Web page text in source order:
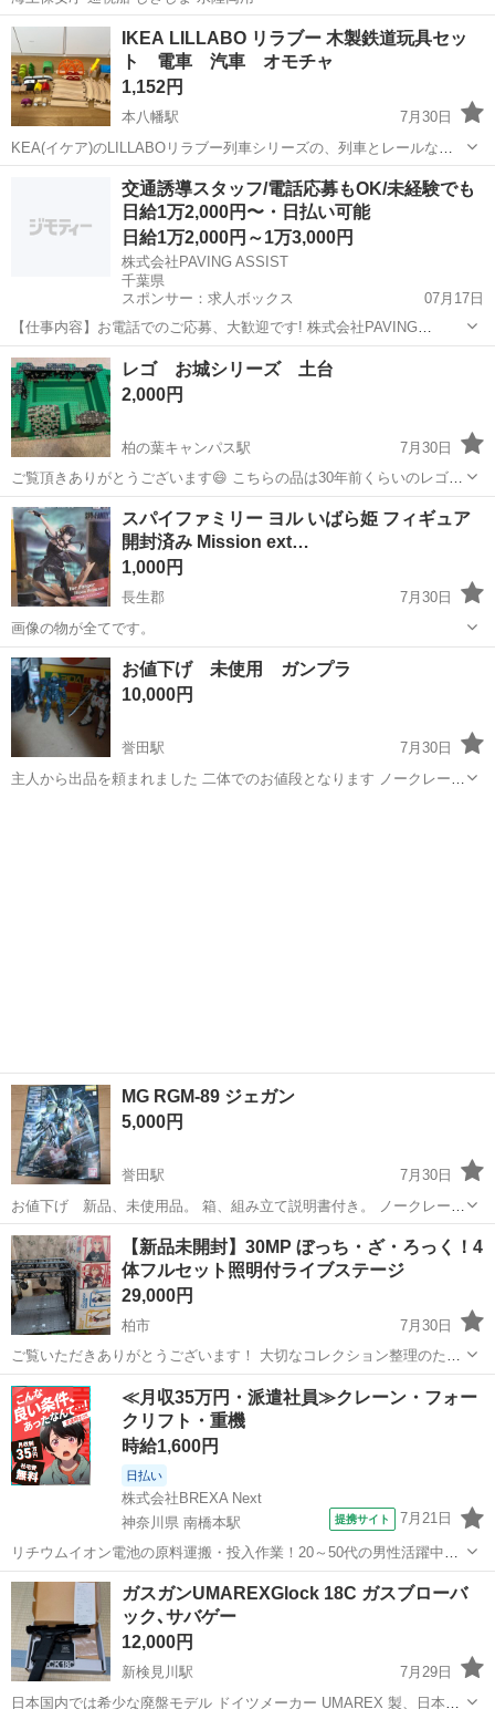
千葉 我孫子市 模型、プラモデル しま
IKEA LILLABO リラブー 木製鉄道玩具セッ
ト 電車 汽車 オモチャ
1,152円
本八幡駅
7月30日
KEA(イケア)のLILLABOリラブー列車シリーズの、列車とレールなど
です。 こちらは木製でぬくもりがありとても可愛く、連結もマグネッ
トなので小さい子でも扱い易いです。電車大好きな子供の入門編とし
てはIKEAのこちらは...
本八幡駅 模型、プラモデル
交通誘導スタッフ/電話応募もOK/未経験でも
日給1万2,000円〜・日払い可能
日給1万2,000円～1万3,000円
株式会社PAVING ASSIST
千葉県
スポンサー：求人ボックス
07月17日
【仕事内容】お電話でのご応募、大歓迎です! 株式会社PAVING
ASSIST:03-5817-4907 「今すぐまとまったお金が必要」 「どうせ働く
なら人間関係のしがらみがない綺麗な営業所が良い」 そんな貴方にぴ
ったりの環境です...
アルバイト・パート
レゴ お城シリーズ 土台
2,000円
柏の葉キャンパス駅
7月30日
ご覧頂きありがとうございます😄 こちらの品は30年前くらいのレゴお
城シリーズの土台です。 端の方が少し欠けていますが、状態は良好な
方だと思います。 箱や入れ物はありませんので、写真の物をそのまま
お渡しさせて頂き...
千葉 千葉市 柏の葉キャンパス駅 模型、プラモデル
状態
スパイファミリー ヨル いばら姫 フィギュア
開封済み Mission ext…
1,000円
長生郡
7月30日
画像の物が全てです。
千葉 長生郡 模型、プラモデル
お値下げ 未使用 ガンプラ
10,000円
誉田駅
7月30日
主人から出品を頼まれました 二体でのお値段となります ノークレー
MG RGM-89 ジェガン
5,000円
誉田駅
7月30日
お値下げ 新品、未使用品。 箱、組み立て説明書付き。 ノークレー
ム、ノーリターンで宜しくお願い致します。
千葉 千葉市 誉田駅 模型、プラモデル ジェガン
【新品未開封】30MP ぼっち・ざ・ろっく！4
体フルセット照明付ライブステージ
29,000円
柏市
7月30日
ご覧いただきありがとうございます！ 大切なコレクション整理のた
め、大人気アニメ『ぼっち・ざ・ろっく！』の結束バンドメンバー4人
と、劇中の熱いライブシーンを完璧に再現できる「特製照明付きライ
ブステージ」の超豪華・究極セットを...
千葉 柏市 模型、プラモデル 結束バンド
≪月収35万円・派遣社員≫クレーン・フォー
クリフト・重機
時給1,600円
日払い
株式会社BREXA Next
神奈川県 南橋本駅
提携サイト 7月21日
リチウムイオン電池の原料運搬・投入作業！20～50代の男性活躍中★
ワンルーム寮完備！赴任旅費会社負担！年間休日130日★フォークリフ
ト免許お持ちの方、活躍中！就業先食堂利用可★《神奈川県相模原
市》 人気の工場のお仕事 ◇電...
神奈川 相模原市 南橋本駅
ガスガンUMAREXGlock 18C ガスブローバ
ック､サバゲー
12,000円
新検見川駅
7月29日
日本国内では希少な廃盤モデル ドイツメーカー UMAREX 製、日本国